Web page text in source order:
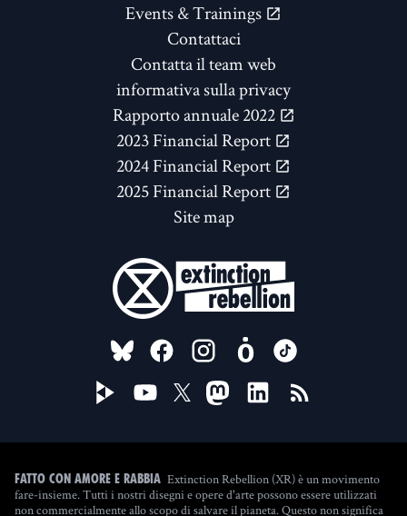
Events & Trainings
Contattaci
Contatta il team web
informativa sulla privacy
Rapporto annuale 2022
2023 Financial Report
2024 Financial Report
2025 Financial Report
Site map
FOLLOW US ON
Fatto con amore e rabbia Extinction Rebellion (XR) è un movimento
fare-insieme. Tutti i nostri disegni e opere d'arte possono essere utilizzati
non commercialmente allo scopo di salvare il pianeta. Questo non significa